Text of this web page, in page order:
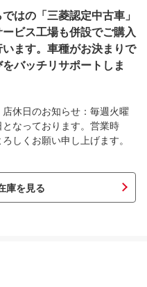
はの「三菱認定中古車」
ビス工場も併設でご購入
ます。車種がお決まりで
バッチリサポートしま
休日のお知らせ：毎週火曜
なっております。営業時
しくお願い申し上げます。
庫を見る